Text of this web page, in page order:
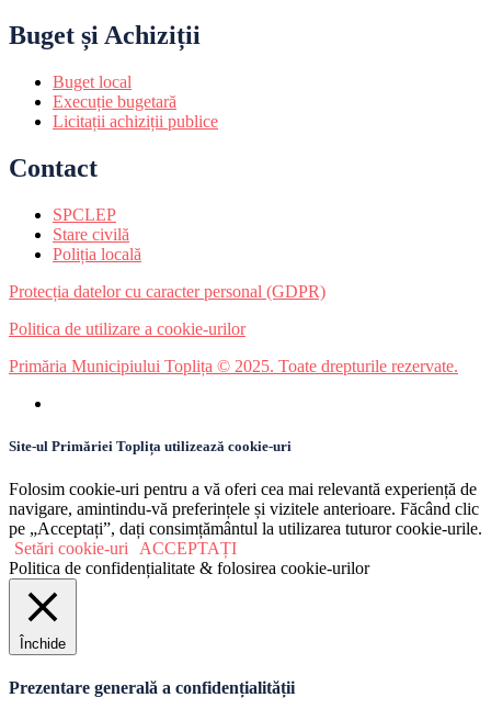
Buget și Achiziții
Buget local
Execuție bugetară
Licitații achiziții publice
Contact
SPCLEP
Stare civilă
Poliția locală
Protecția datelor cu caracter personal (GDPR)
Politica de utilizare a cookie-urilor
Primăria Municipiului Toplița © 2025. Toate drepturile rezervate.
Site-ul Primăriei Toplița utilizează cookie-uri
Folosim cookie-uri pentru a vă oferi cea mai relevantă experiență de
navigare, amintindu-vă preferințele și vizitele anterioare. Făcând clic
pe „Acceptați”, dați consimțământul la utilizarea tuturor cookie-urile.
Setări cookie-uri
ACCEPTAȚI
Politica de confidențialitate & folosirea cookie-urilor
Închide
Prezentare generală a confidențialității